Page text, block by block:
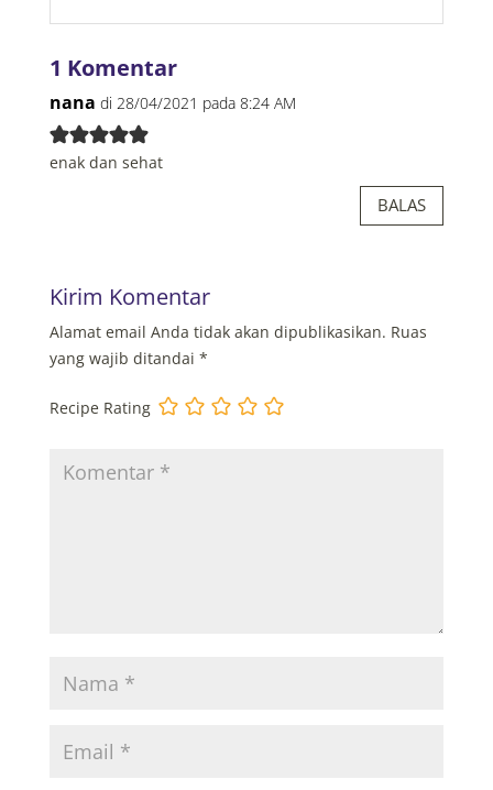
1 Komentar
nana di 28/04/2021 pada 8:24 AM
enak dan sehat
BALAS
Kirim Komentar
Alamat email Anda tidak akan dipublikasikan. Ruas
yang wajib ditandai *
Recipe Rating